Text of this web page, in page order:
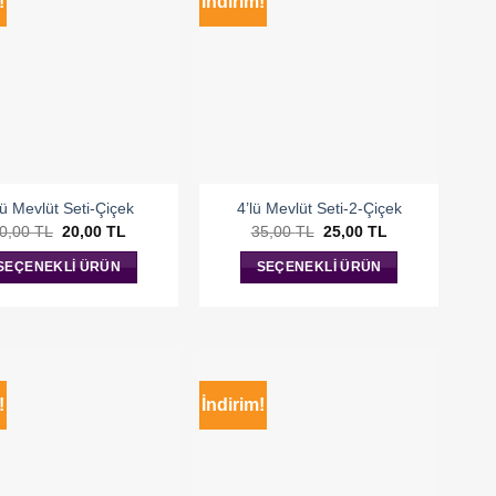
Mevlüt Seti-Çiçek
TL Orijinal
30,00 TL.
20,00TL
ÜRÜN
4’lü Mevlüt Seti-2-Çiçek
35,00TL Orijinal
35,00 TL.
25,00 TL
SEÇENEKLI ÜRÜN
İndirim!